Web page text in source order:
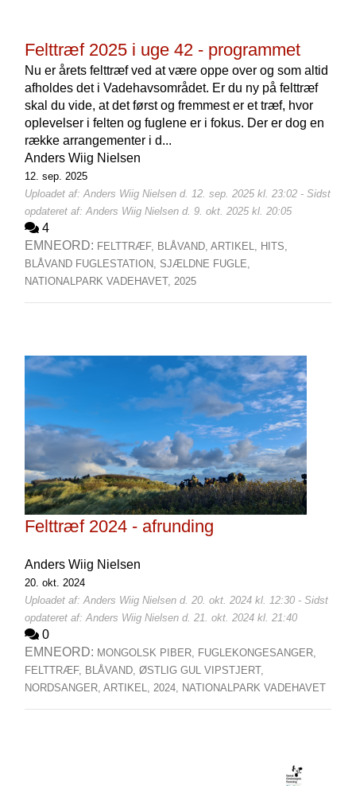
Felttræf 2025 i uge 42 - programmet
Nu er årets felttræf ved at være oppe over og som altid
afholdes det i Vadehavsområdet. Er du ny på felttræf
skal du vide, at det først og fremmest er et træf, hvor
oplevelser i felten og fuglene er i fokus. Der er dog en
række arrangementer i d...
Anders Wiig Nielsen
12. sep. 2025
Uploadet af: Anders Wiig Nielsen d. 12. sep. 2025 kl. 23:02 - Sidst
opdateret af: Anders Wiig Nielsen d. 9. okt. 2025 kl. 20:05
4
EMNEORD: FELTTRÆF, BLÅVAND, ARTIKEL, HITS,
BLÅVAND FUGLESTATION, SJÆLDNE FUGLE,
NATIONALPARK VADEHAVET, 2025
Felttræf 2024 - afrunding
Anders Wiig Nielsen
20. okt. 2024
Uploadet af: Anders Wiig Nielsen d. 20. okt. 2024 kl. 12:30 - Sidst
opdateret af: Anders Wiig Nielsen d. 21. okt. 2024 kl. 21:40
0
EMNEORD: MONGOLSK PIBER, FUGLEKONGESANGER,
FELTTRÆF, BLÅVAND, ØSTLIG GUL VIPSTJERT,
NORDSANGER, ARTIKEL, 2024, NATIONALPARK VADEHAVET